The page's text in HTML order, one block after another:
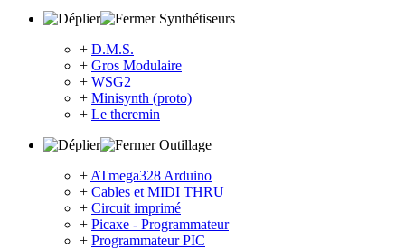
Synthétiseurs
+ D.M.S.
+ Gros Modulaire
+ WSG2
+ Minisynth (proto)
+ Le theremin
Outillage
+ ATmega328 Arduino
+ Cables et MIDI THRU
+ Circuit imprimé
+ Picaxe - Programmateur
+ Programmateur PIC